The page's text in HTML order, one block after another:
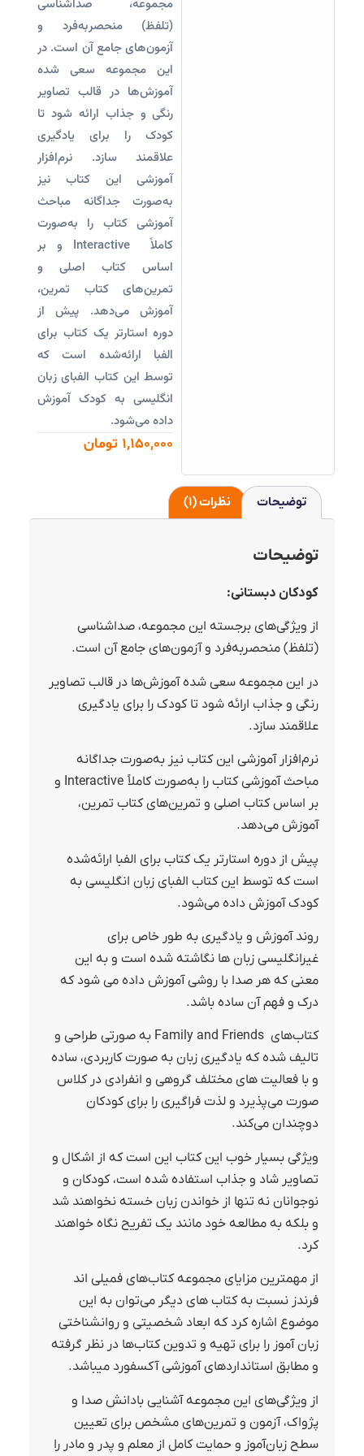
مجموعه، صداشناسی
(تلفظ) منحصربه‌فرد و
آزمون‌های جامع آن است. در
این مجموعه سعی شده
آموزش‌ها در قالب تصاویر
رنگی و جذاب ارائه شود تا
کودک را برای یادگیری
علاقمند سازد. نرم‌افزار
آموزشی این کتاب نیز
به‌صورت جداگانه مباحث
آموزشی کتاب را به‌صورت
کاملاً Interactive و بر
اساس کتاب اصلی و
تمرین‌های کتاب تمرین،
آموزش می‌دهد. پیش از
دوره استارتر یک کتاب برای
الفبا ارائه‌شده است که
توسط این کتاب الفبای زبان
انگلیسی به کودک آموزش
داده می‌شود.
1,150,000 تومان
توضیحات نظرات (1)
توضیحات
کودکان دبستانی:
از ویژگی‌های برجسته این مجموعه، صداشناسی
(تلفظ) منحصربه‌فرد و آزمون‌های جامع آن است.
در این مجموعه سعی شده آموزش‌ها در قالب تصاویر
رنگی و جذاب ارائه شود تا کودک را برای یادگیری
علاقمند سازد.
نرم‌افزار آموزشی این کتاب نیز به‌صورت جداگانه
مباحث آموزشی کتاب را به‌صورت کاملاً Interactive و
بر اساس کتاب اصلی و تمرین‌های کتاب تمرین،
آموزش می‌دهد.
پیش از دوره استارتر یک کتاب برای الفبا ارائه‌شده
است که توسط این کتاب الفبای زبان انگلیسی به
کودک آموزش داده می‌شود.
روند آموزش و یادگیری به طور خاص برای
غیرانگلیسی زبان ها نگاشته شده است و به این
معنی که هر صدا با روشی آموزش داده می شود که
درک و فهم آن ساده باشد.
کتاب‌های ‌ Family and Friends به صورتی طراحی و
تالیف شده که یادگیری زبان به صورت کاربردی، ساده
و با فعالیت های مختلف گروهی و انفرادی در کلاس
صورت می‌پذیرد و لذت فراگیری را برای کودکان
دوچندان می‌کند.
ویژگی بسیار خوب این کتاب این است که از اشکال و
تصاویر شاد و جذاب استفاده شده است، کودکان و
نوجوانان نه تنها از خواندن زبان خسته نخواهند شد
و بلکه به مطالعه خود مانند یک تفریح نگاه خواهند
کرد.
از مهمترین مزایای مجموعه کتاب‌های فمیلی اند
فرندز نسبت به کتاب های دیگر می‌توان به این
موضوع اشاره کرد که ابعاد شخصیتی و روانشناختی
زبان آموز را برای تهیه و تدوین کتاب‌ها در نظر گرفته
و مطابق استانداردهای آموزشی آکسفورد میباشد.
از ویژگی‌های این مجموعه آشنایی بادانش صدا و
پژواک، آزمون و تمرین‌های مشخص برای تعیین
سطح زبان‌آموز و حمایت کامل از معلم و پدر و مادر را